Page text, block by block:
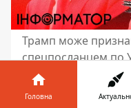
Трамп може
спецпосланцем по
Обраний
націлений
Головна